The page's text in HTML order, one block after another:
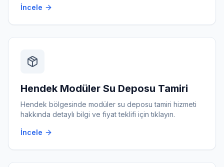
İncele
Hendek Modüler Su Deposu Tamiri
Hendek bölgesinde modüler su deposu tamiri hizmeti
hakkında detaylı bilgi ve fiyat teklifi için tıklayın.
İncele